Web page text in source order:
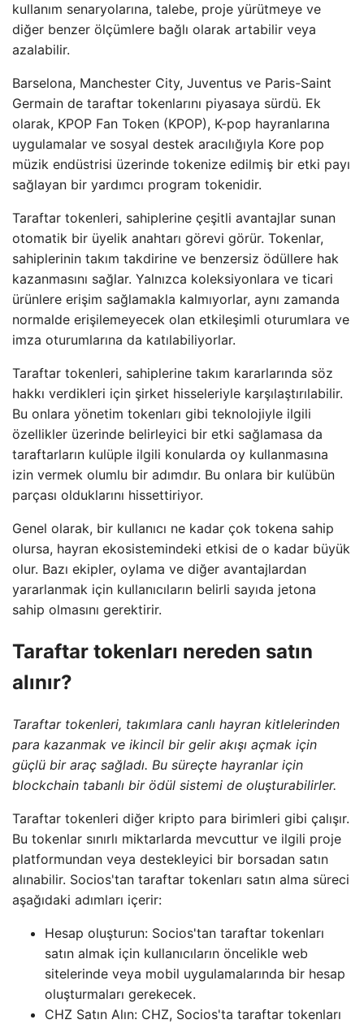
kullanım senaryolarına, talebe, proje yürütmeye ve
diğer benzer ölçümlere bağlı olarak artabilir veya
azalabilir.
Barselona, ​​​​Manchester City, Juventus ve Paris-Saint
Germain de taraftar tokenlarını piyasaya sürdü. Ek
olarak, KPOP Fan Token (KPOP), K-pop hayranlarına
uygulamalar ve sosyal destek aracılığıyla Kore pop
müzik endüstrisi üzerinde tokenize edilmiş bir etki payı
sağlayan bir yardımcı program tokenidir.
Taraftar tokenleri, sahiplerine çeşitli avantajlar sunan
otomatik bir üyelik anahtarı görevi görür. Tokenlar,
sahiplerinin takım takdirine ve benzersiz ödüllere hak
kazanmasını sağlar. Yalnızca koleksiyonlara ve ticari
ürünlere erişim sağlamakla kalmıyorlar, aynı zamanda
normalde erişilemeyecek olan etkileşimli oturumlara ve
imza oturumlarına da katılabiliyorlar.
Taraftar tokenleri, sahiplerine takım kararlarında söz
hakkı verdikleri için şirket hisseleriyle karşılaştırılabilir.
Bu onlara yönetim tokenları gibi teknolojiyle ilgili
özellikler üzerinde belirleyici bir etki sağlamasa da
taraftarların kulüple ilgili konularda oy kullanmasına
izin vermek olumlu bir adımdır. Bu onlara bir kulübün
parçası olduklarını hissettiriyor.
Genel olarak, bir kullanıcı ne kadar çok tokena sahip
olursa, hayran ekosistemindeki etkisi de o kadar büyük
olur. Bazı ekipler, oylama ve diğer avantajlardan
yararlanmak için kullanıcıların belirli sayıda jetona
sahip olmasını gerektirir.
Taraftar tokenları nereden satın
alınır?
Taraftar tokenleri, takımlara canlı hayran kitlelerinden
para kazanmak ve ikincil bir gelir akışı açmak için
güçlü bir araç sağladı. Bu süreçte hayranlar için
blockchain tabanlı bir ödül sistemi de oluşturabilirler.
Taraftar tokenleri diğer kripto para birimleri gibi çalışır.
Bu tokenlar sınırlı miktarlarda mevcuttur ve ilgili proje
platformundan veya destekleyici bir borsadan satın
alınabilir. Socios'tan taraftar tokenları satın alma süreci
aşağıdaki adımları içerir:
Hesap oluşturun: Socios'tan taraftar tokenları
satın almak için kullanıcıların öncelikle web
sitelerinde veya mobil uygulamalarında bir hesap
oluşturmaları gerekecek.
CHZ Satın Alın: CHZ, Socios'ta taraftar tokenları